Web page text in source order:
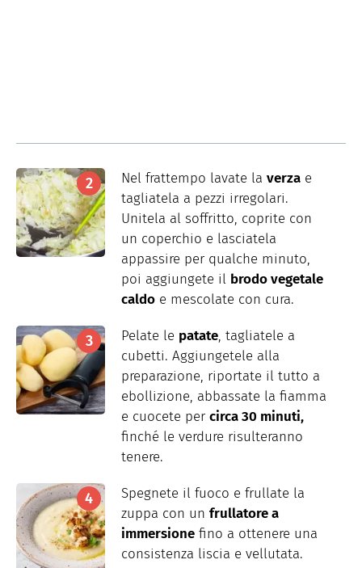
Nel frattempo lavate la verza e
tagliatela a pezzi irregolari.
Unitela al soffritto, coprite con
un coperchio e lasciatela
appassire per qualche minuto,
poi aggiungete il brodo vegetale
caldo e mescolate con cura.
Pelate le patate, tagliatele a
cubetti. Aggiungetele alla
preparazione, riportate il tutto a
ebollizione, abbassate la fiamma
e cuocete per circa 30 minuti,
finché le verdure risulteranno
tenere.
Spegnete il fuoco e frullate la
zuppa con un frullatore a
immersione fino a ottenere una
consistenza liscia e vellutata.